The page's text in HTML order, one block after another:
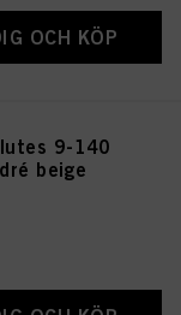
OCH KÖP
9-140
beige